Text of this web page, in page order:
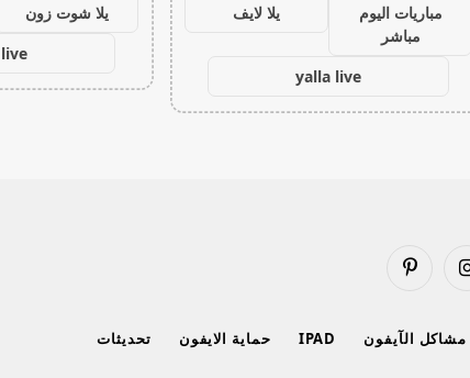
مباريات اليوم
مباشر
يلا لايف
yalla live
يلا شوت زون
الانستغرامبينتيريست
مشاكل الآيفون IPAD حماية الايفون تحديثات